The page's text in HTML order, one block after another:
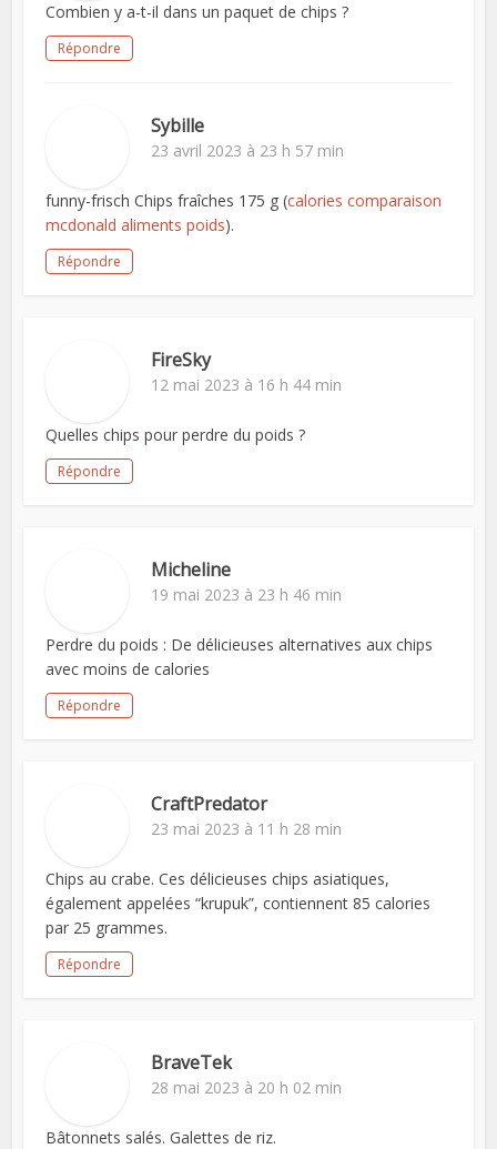
Combien y a-t-il dans un paquet de chips ?
Répondre
Sybille
23 avril 2023 à 23 h 57 min
funny-frisch Chips fraîches 175 g (calories comparaison
mcdonald aliments poids).
Répondre
FireSky
12 mai 2023 à 16 h 44 min
Quelles chips pour perdre du poids ?
Répondre
Micheline
19 mai 2023 à 23 h 46 min
Perdre du poids : De délicieuses alternatives aux chips
avec moins de calories
Répondre
CraftPredator
23 mai 2023 à 11 h 28 min
Chips au crabe. Ces délicieuses chips asiatiques,
également appelées “krupuk”, contiennent 85 calories
par 25 grammes.
Répondre
BraveTek
28 mai 2023 à 20 h 02 min
Bâtonnets salés. Galettes de riz.